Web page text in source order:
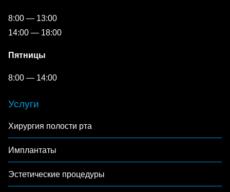
8:00 — 13:00
14:00 — 18:00
Пятницы
8:00 — 14:00
Услуги
Хирургия полости рта
Имплантаты
Эстетические процедуры